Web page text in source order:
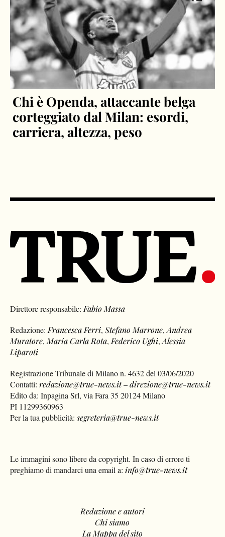
Chi è Openda, attaccante belga
corteggiato dal Milan: esordi,
carriera, altezza, peso
Direttore responsabile: Fabio Massa
Redazione: Francesca Ferri,Stefano Marrone,Andrea
Muratore, Maria Carla Rota, Federico Ughi,Alessia
Liparoti
Registrazione Tribunale di Milano n. 4632 del 03/06/2020
Contatti:redazione@true-news.it–direzione@true-news.it
Edito da: Inpagina Srl, via Fara 35 20124 Milano
PI 11299360963
Per la tua pubblicità:segreteria@true-news.it
Le immagini sono libere da copyright. In caso di errore ti
preghiamo di mandarci una email a: info@true-news.it
Redazione e autori
Chi siamo
La Mappa del sito